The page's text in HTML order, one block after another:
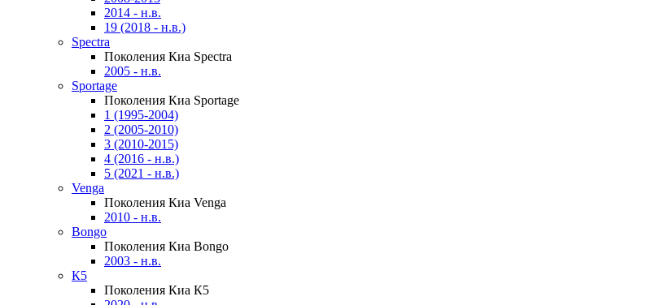
2014 - н.в.
19 (2018 - н.в.)
Spectra
Поколения Киа Spectra
2005 - н.в.
Sportage
Поколения Киа Sportage
1 (1995-2004)
2 (2005-2010)
3 (2010-2015)
4 (2016 - н.в.)
5 (2021 - н.в.)
Venga
Поколения Киа Venga
2010 - н.в.
Bongo
Поколения Киа Bongo
2003 - н.в.
К5
Поколения Киа К5